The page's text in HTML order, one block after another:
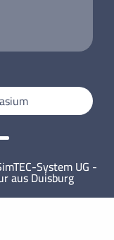
Gymnasium
System UG -
aus Duisburg